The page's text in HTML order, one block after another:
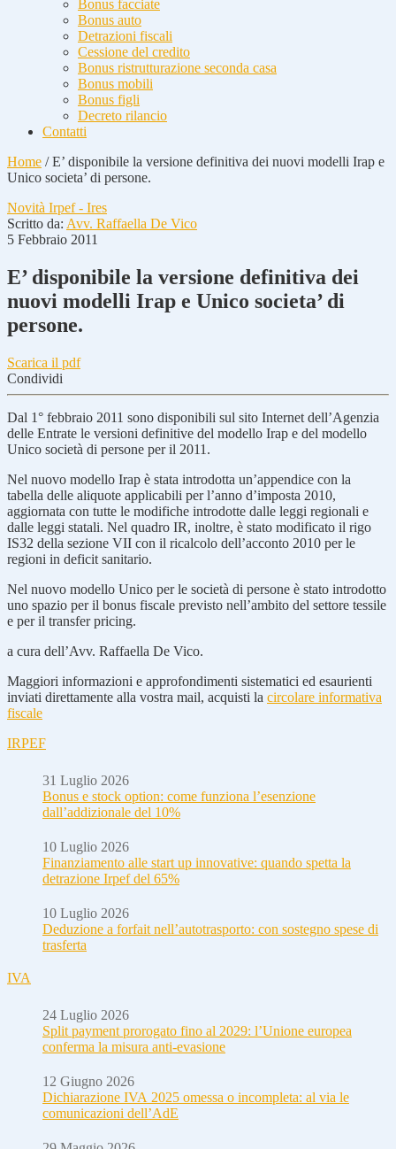
Bonus facciate
Bonus auto
Detrazioni fiscali
Cessione del credito
Bonus ristrutturazione seconda casa
Bonus mobili
Bonus figli
Decreto rilancio
Contatti
Home /E’ disponibile la versione definitiva dei nuovi modelli Irap e
Unico societa’ di persone.
Novità Irpef - Ires
Scritto da: Avv. Raffaella De Vico
5 Febbraio 2011
E’ disponibile la versione definitiva dei
nuovi modelli Irap e Unico societa’ di
persone.
Scarica il pdf
Condividi
Dal 1° febbraio 2011 sono disponibili sul sito Internet dell’Agenzia
delle Entrate le versioni definitive del modello Irap e del modello
Unico società di persone per il 2011.
Nel nuovo modello Irap è stata introdotta un’appendice con la
tabella delle aliquote applicabili per l’anno d’imposta 2010,
aggiornata con tutte le modifiche introdotte dalle leggi regionali e
dalle leggi statali. Nel quadro IR, inoltre, è stato modificato il rigo
IS32 della sezione VII con il ricalcolo dell’acconto 2010 per le
regioni in deficit sanitario.
Nel nuovo modello Unico per le società di persone è stato introdotto
uno spazio per il bonus fiscale previsto nell’ambito del settore tessile
e per il transfer pricing.
a cura dell’Avv. Raffaella De Vico.
Maggiori informazioni e approfondimenti sistematici ed esaurienti
inviati direttamente alla vostra mail, acquisti la circolare informativa
fiscale
IRPEF
31 Luglio 2026
Bonus e stock option: come funziona l’esenzione
dall’addizionale del 10%
10 Luglio 2026
Finanziamento alle start up innovative: quando spetta la
detrazione Irpef del 65%
10 Luglio 2026
Deduzione a forfait nell’autotrasporto: con sostegno spese di
trasferta
IVA
24 Luglio 2026
Split payment prorogato fino al 2029: l’Unione europea
conferma la misura anti-evasione
12 Giugno 2026
Dichiarazione IVA 2025 omessa o incompleta: al via le
comunicazioni dell’AdE